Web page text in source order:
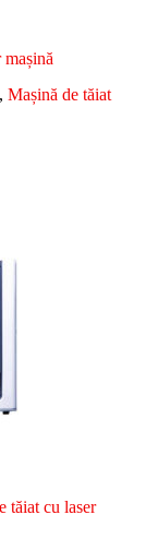
,Mașină de tăiat
tăiat cu laser